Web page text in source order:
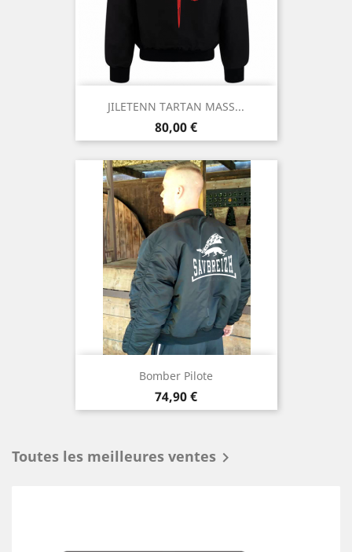
JILETENN TARTAN MASS...
Prix
80,00 €
Bomber Pilote
Prix
74,90 €
Toutes les meilleures ventes 